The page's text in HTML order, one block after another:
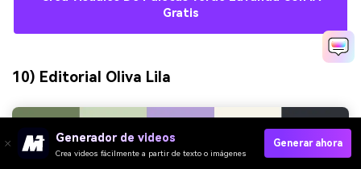
Gratis
10) Editorial Oliva Lila
Generador de videos
Crea videos fácilmente a partir de texto o imágenes
Generar ahora